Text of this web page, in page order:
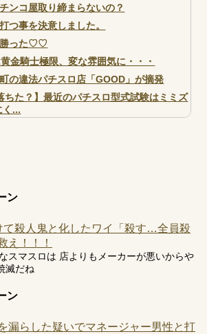
ンコ屋取り締まらないの？
つ事を決意しました。
勝った♡♡
黄金騎士極限、変な雰囲気に・・・
の違法パチスロ店「GOOD」が摘発
ちた？】最近のパチスロ型式試験はミミズ
く...
相互RSS
ン
て殺人鬼と化したワイ「殺す…全員殺
！！！
スマスロは 店よりもメーカーが悪いからや
滅だね
ン
漏らした疑いでマネージャー男性と打